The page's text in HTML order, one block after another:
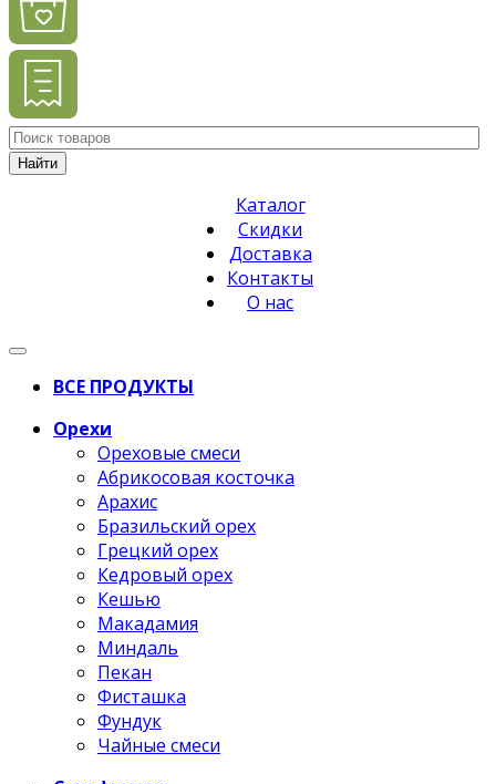
Найти
Каталог
Скидки
Доставка
Контакты
О нас
ВСЕ ПРОДУКТЫ
Орехи
Ореховые смеси
Абрикосовая косточка
Арахис
Бразильский орех
Грецкий орех
Кедровый орех
Кешью
Макадамия
Миндаль
Пекан
Фисташка
Фундук
Чайные смеси